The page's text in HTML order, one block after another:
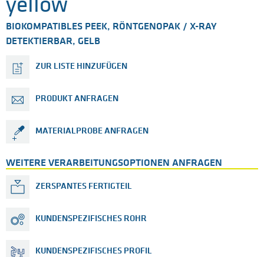
yellow
BIOKOMPATIBLES PEEK, RÖNTGENOPAK / X-RAY
DETEKTIERBAR, GELB
ZUR LISTE HINZUFÜGEN
PRODUKT ANFRAGEN
MATERIALPROBE ANFRAGEN
WEITERE VERARBEITUNGSOPTIONEN ANFRAGEN
ZERSPANTES FERTIGTEIL
KUNDENSPEZIFISCHES ROHR
KUNDENSPEZIFISCHES PROFIL